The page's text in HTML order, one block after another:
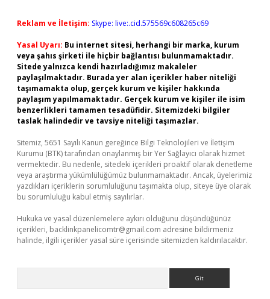
Reklam ve İletişim: Skype: live:.cid.575569c608265c69
Yasal Uyarı: Bu internet sitesi, herhangi bir marka, kurum
veya şahıs şirketi ile hiçbir bağlantısı bulunmamaktadır.
Sitede yalnızca kendi hazırladığımız makaleler
paylaşılmaktadır. Burada yer alan içerikler haber niteliği
taşımamakta olup, gerçek kurum ve kişiler hakkında
paylaşım yapılmamaktadır. Gerçek kurum ve kişiler ile isim
benzerlikleri tamamen tesadüfidir. Sitemizdeki bilgiler
taslak halindedir ve tavsiye niteliği taşımazlar.
Sitemiz, 5651 Sayılı Kanun gereğince Bilgi Teknolojileri ve İletişim
Kurumu (BTK) tarafından onaylanmış bir Yer Sağlayıcı olarak hizmet
vermektedir. Bu nedenle, sitedeki içerikleri proaktif olarak denetleme
veya araştırma yükümlülüğümüz bulunmamaktadır. Ancak, üyelerimiz
yazdıkları içeriklerin sorumluluğunu taşımakta olup, siteye üye olarak
bu sorumluluğu kabul etmiş sayılırlar.
Hukuka ve yasal düzenlemelere aykırı olduğunu düşündüğünüz
içerikleri, backlinkpanelicomtr@gmail.com adresine bildirmeniz
halinde, ilgili içerikler yasal süre içerisinde sitemizden kaldırılacaktır.